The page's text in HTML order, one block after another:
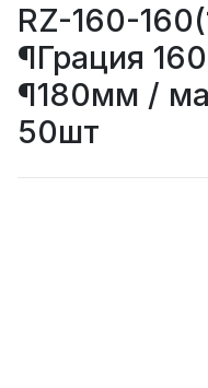
RZ-160-
¶Грация
¶180мм /
50шт